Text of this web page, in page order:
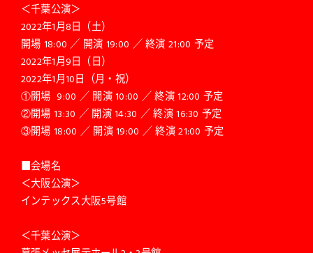
＜千葉公演＞
2022年1月8日（土）
開場 18:00 ／ 開演 19:00 ／ 終演 21:00 予定
2022年1月9日（日）
2022年1月10日（月・祝）
①開場 9:00 ／ 開演 10:00 ／ 終演 12:00 予定
②開場 13:30 ／ 開演 14:30 ／ 終演 16:30 予定
③開場 18:00 ／ 開演 19:00 ／ 終演 21:00 予定
■会場名
＜大阪公演＞
インテックス大阪5号館
＜千葉公演＞